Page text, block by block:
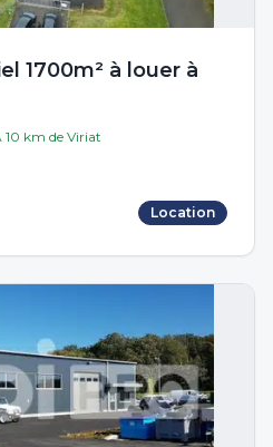
1700m² à louer à
10 km de Viriat
Location